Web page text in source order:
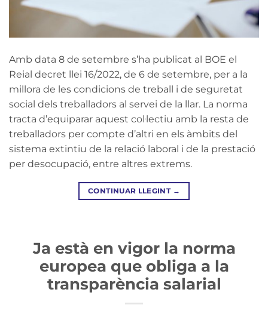
Amb data 8 de setembre s’ha publicat al BOE el
Reial decret llei 16/2022, de 6 de setembre, per a la
millora de les condicions de treball i de seguretat
social dels treballadors al servei de la llar. La norma
tracta d’equiparar aquest col·lectiu amb la resta de
treballadors per compte d’altri en els àmbits del
sistema extintiu de la relació laboral i de la prestació
per desocupació, entre altres extrems.
CONTINUAR LLEGINT →
Ja està en vigor la norma
europea que obliga a la
transparència salarial